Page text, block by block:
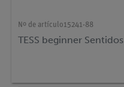
Nº de artículo15241-88
TESS beginner Sentidos